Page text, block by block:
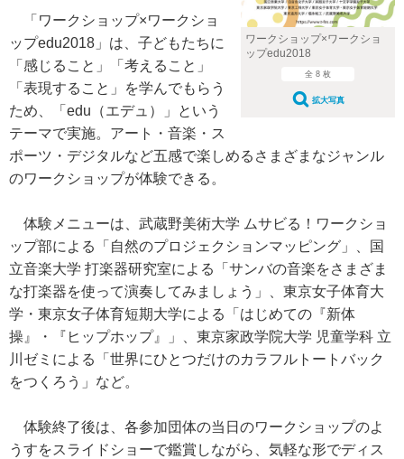
ワークショップ×ワークショ
ップedu2018
全 8 枚
拡大写真
「ワークショップ×ワークショ
ップedu2018」は、子どもたちに
「感じること」「考えること」
「表現すること」を学んでもらう
ため、「edu（エデュ）」という
テーマで実施。アート・音楽・ス
ポーツ・デジタルなど五感で楽しめるさまざまなジャンル
のワークショップが体験できる。
体験メニューは、武蔵野美術大学 ムサビる！ワークショ
ップ部による「自然のプロジェクションマッピング」、国
立音楽大学 打楽器研究室による「サンバの音楽をさまざま
な打楽器を使って演奏してみましょう」、東京女子体育大
学・東京女子体育短期大学による「はじめての『新体
操』・『ヒップホップ』」、東京家政学院大学 児童学科 立
川ゼミによる「世界にひとつだけのカラフルトートバック
をつくろう」など。
体験終了後は、各参加団体の当日のワークショップのよ
うすをスライドショーで鑑賞しながら、気軽な形でディス